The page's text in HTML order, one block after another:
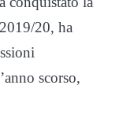
20, ha
scorso,